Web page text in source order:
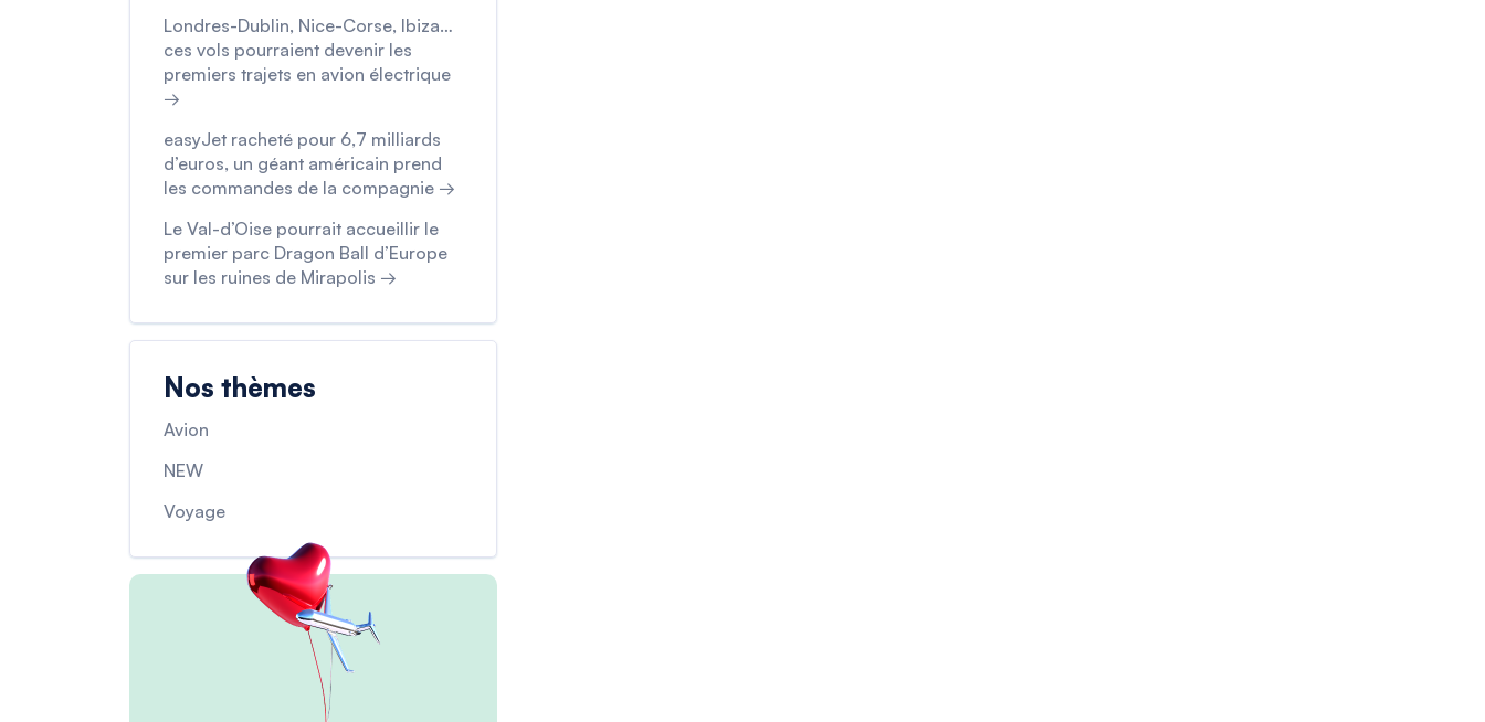
Londres-Dublin, Nice-Corse, Ibiza…
ces vols pourraient devenir les
premiers trajets en avion électrique
→
easyJet racheté pour 6,7 milliards
d’euros, un géant américain prend
les commandes de la compagnie →
Le Val-d’Oise pourrait accueillir le
premier parc Dragon Ball d’Europe
sur les ruines de Mirapolis →
Nos thèmes
Avion
NEW
Voyage